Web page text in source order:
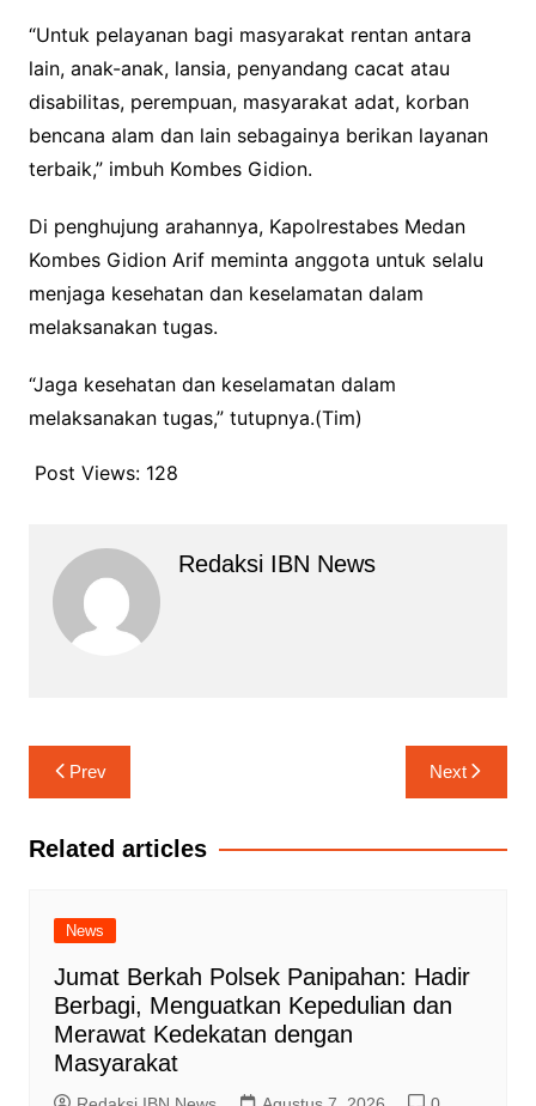
“Untuk pelayanan bagi masyarakat rentan antara
lain, anak-anak, lansia, penyandang cacat atau
disabilitas, perempuan, masyarakat adat, korban
bencana alam dan lain sebagainya berikan layanan
terbaik,” imbuh Kombes Gidion.
Di penghujung arahannya, Kapolrestabes Medan
Kombes Gidion Arif meminta anggota untuk selalu
menjaga kesehatan dan keselamatan dalam
melaksanakan tugas.
“Jaga kesehatan dan keselamatan dalam
melaksanakan tugas,” tutupnya.(Tim)
Post Views: 128
Redaksi IBN News
Navigasi
pos
Prev Next
Related articles
News
Jumat Berkah Polsek Panipahan: Hadir
Berbagi, Menguatkan Kepedulian dan
Merawat Kedekatan dengan
Masyarakat